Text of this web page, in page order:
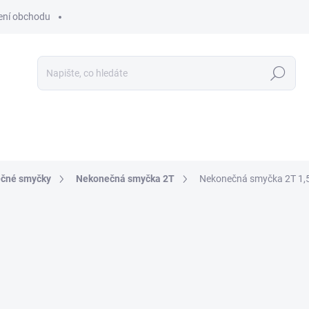
obchodu
Hledat
smyčky Nekonečná smyčka 2T Nekonečná smyčka 2T